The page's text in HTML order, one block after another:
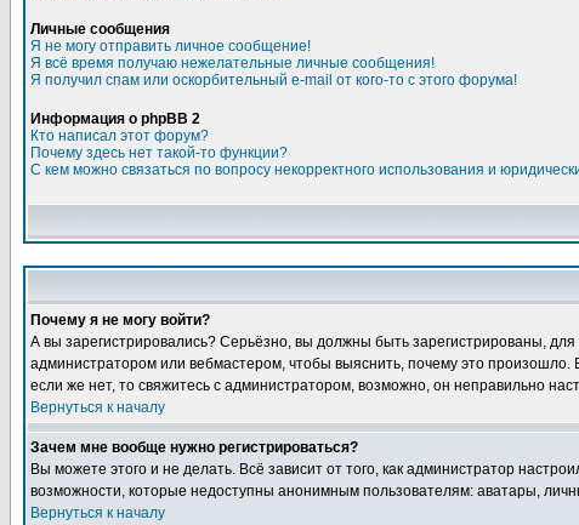
Личные сообщения
Я не могу отправить личное сообщение!
Я всё время получаю нежелательные личные сообщения!
Я получил спам или оскорбительный e-mail от кого-то с этого форума!
Информация о phpBB 2
Кто написал этот форум?
Почему здесь нет такой-то функции?
С кем можно связаться по вопросу некорректного использования и
Почему я не могу войти?
А вы зарегистрировались? Серьёзно, вы должны быть зарегистрированы,
администратором или вебмастером, чтобы выяснить, почему это
если же нет, то свяжитесь с администратором, возможно, он неправильно
Вернуться к началу
Зачем мне вообще нужно регистрироваться?
Вы можете этого и не делать. Всё зависит от того, как администратор
возможности, которые недоступны анонимным пользователям: аватары,
Вернуться к началу